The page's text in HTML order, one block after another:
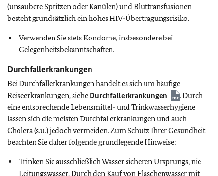
(unsaubere Spritzen oder Kanülen) und Bluttransfusionen
besteht grundsätzlich ein hohes HIV-Übertragungsrisiko.
Verwenden Sie stets Kondome, insbesondere bei
Gelegenheitsbekanntschaften.
Durchfallerkrankungen
Bei Durchfallerkrankungen handelt es sich um häufige
Reiseerkrankungen, siehe Durchfallerkrankungen
. Durch
eine entsprechende Lebensmittel- und Trinkwasserhygiene
lassen sich die meisten Durchfallerkrankungen und auch
Cholera (s.u.) jedoch vermeiden. Zum Schutz Ihrer Gesundheit
beachten Sie daher folgende grundlegende Hinweise:
Trinken Sie ausschließlich Wasser sicheren Ursprungs, nie
Leitungswasser. Durch den Kauf von Flaschenwasser mit